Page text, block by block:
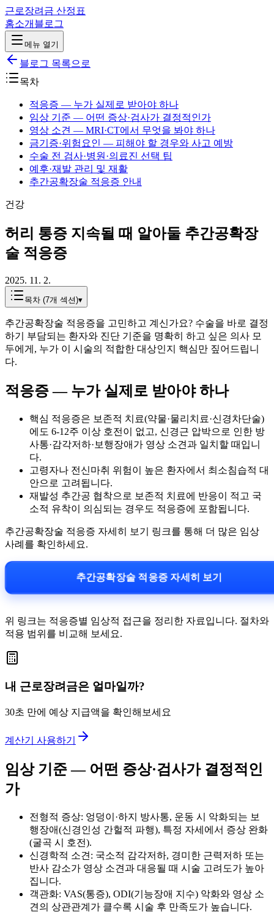
근로장려금 산정표
홈소개 블로그
메뉴 열기
블로그 목록으로
목차
적응증 — 누가 실제로 받아야 하나
임상 기준 — 어떤 증상·검사가 결정적인가
영상 소견 — MRI·CT에서 무엇을 봐야 하나
금기증·위험요인 — 피해야 할 경우와 사고 예방
수술 전 검사·병원·의료진 선택 팁
예후·재발 관리 및 재활
추간공확장술 적응증 안내
건강
허리 통증 지속될 때 알아둘 추간공확장
술 적응증
2025. 11. 2.
목차 (7개 섹션)▾
추간공확장술 적응증을 고민하고 계신가요? 수술을 바로 결정
하기 부담되는 환자와 진단 기준을 명확히 하고 싶은 의사 모
두에게, 누가 이 시술의 적합한 대상인지 핵심만 짚어드립니
다.
적응증 — 누가 실제로 받아야 하나
핵심 적응증은 보존적 치료(약물·물리치료·신경차단술)
에도 6-12주 이상 호전이 없고, 신경근 압박으로 인한 방
사통·감각저하·보행장애가 영상 소견과 일치할 때입니
다.
고령자나 전신마취 위험이 높은 환자에서 최소침습적 대
안으로 고려됩니다.
재발성 추간공 협착으로 보존적 치료에 반응이 적고 국
소적 유착이 의심되는 경우도 적응증에 포함됩니다.
추간공확장술 적응증 자세히 보기 링크를 통해 더 많은 임상
사례를 확인하세요.
추간공확장술 적응증 자세히 보기
위 링크는 적응증별 임상적 접근을 정리한 자료입니다. 절차와
적용 범위를 비교해 보세요.
내 근로장려금은 얼마일까?
30초 만에 예상 지급액을 확인해보세요
계산기 사용하기
임상 기준 — 어떤 증상·검사가 결정적인
가
전형적 증상: 엉덩이·하지 방사통, 운동 시 악화되는 보
행장애(신경인성 간헐적 파행), 특정 자세에서 증상 완화
(굴곡 시 호전).
신경학적 소견: 국소적 감각저하, 경미한 근력저하 또는
반사 감소가 영상 소견과 대응될 때 시술 고려도가 높아
집니다.
객관화: VAS(통증), ODI(기능장애 지수) 악화와 영상 소
견의 상관관계가 클수록 시술 후 만족도가 높습니다.